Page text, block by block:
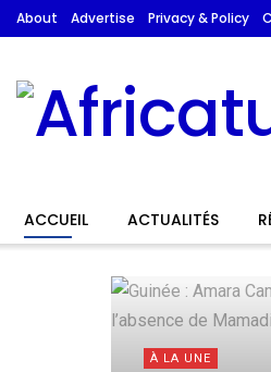
About Advertise Privacy & Policy
ACCUEIL ACTUALITÉS
À LA UNE